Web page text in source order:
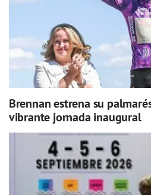
Brennan estrena su
vibrante jornada inaugural